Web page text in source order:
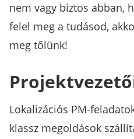
nem vagy biztos abban,
felel meg a tudásod,
meg tőlünk!
Lokalizációs PM-
klassz megoldások